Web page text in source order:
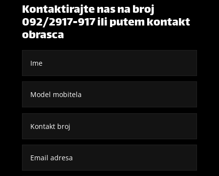
Kontaktirajte nas na broj
092/2917-917 ili putem kontakt
obrasca